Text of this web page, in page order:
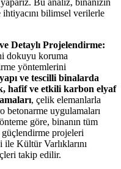
Bu analiz, binanızın
ihtiyacını bilimsel verilerle
Detaylı Projelendirme:
dokuyu koruma
yöntemlerini
ve tescilli binalarda
hafif ve etkili karbon elyaf
, çelik elemanlarla
betonarme uygulamaları
göre, binanın tüm
güçlendirme projeleri
ile Kültür Varlıklarını
takip edilir.